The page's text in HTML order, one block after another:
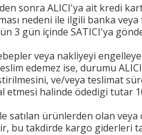
sonra ALICI'ya ait kredi
nedeni ile ilgili banka
3 gün içinde SATICI'ya
veya nakliyeyi
edemez ise, durumu
ve/veya teslimat
etmesi halinde ödedigi tutar
satılan ürünlerden olan
bu takdirde kargo giderleri